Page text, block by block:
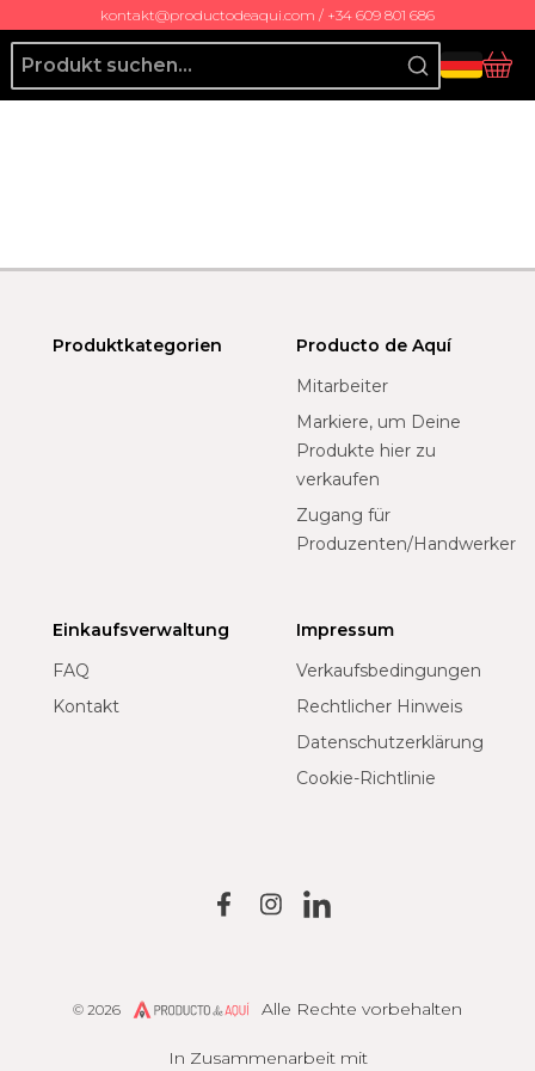
kontakt@productodeaqui.com / +34 609 801 686
Producto de Aquí
Produktkategorien
Producto de Aquí
Mitarbeiter
Markiere, um Deine
Produkte hier zu
verkaufen
Zugang für
Produzenten/Handwerker
Einkaufsverwaltung
FAQ
Kontakt
Impressum
Verkaufsbedingungen
Rechtlicher Hinweis
Datenschutzerklärung
Cookie-Richtlinie
In Zusammenarbeit mit
© 2026 Producto de AquíAlle Rechte vorbehalten